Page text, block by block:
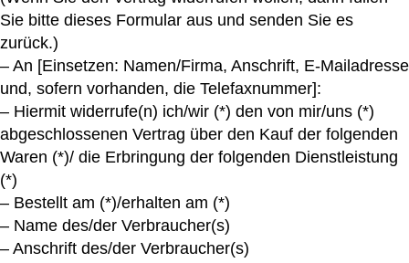
Sie bitte dieses Formular aus und senden Sie es
zurück.)
– An [Einsetzen: Namen/Firma, Anschrift, E-Mailadresse
und, sofern vorhanden, die Telefaxnummer]:
– Hiermit widerrufe(n) ich/wir (*) den von mir/uns (*)
abgeschlossenen Vertrag über den Kauf der folgenden
Waren (*)/ die Erbringung der folgenden Dienstleistung
(*)
– Bestellt am (*)/erhalten am (*)
– Name des/der Verbraucher(s)
– Anschrift des/der Verbraucher(s)